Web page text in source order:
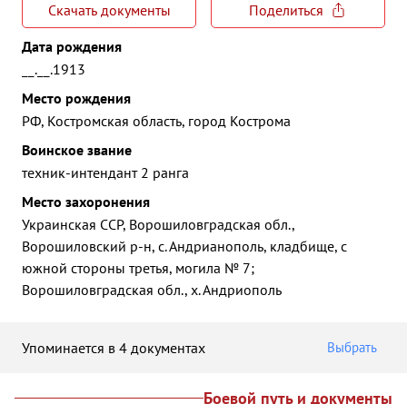
Скачать документы
Поделиться
Дата рождения
__.__.1913
Место рождения
РФ, Костромская область, город Кострома
Воинское звание
техник-интендант 2 ранга
Место захоронения
Украинская ССР, Ворошиловградская обл.,
Ворошиловский р-н, с. Андрианополь, кладбище, с
южной стороны третья, могила № 7;
Ворошиловградская обл., х. Андриополь
Упоминается в 4 документах Выбрать
Боевой путь и документы